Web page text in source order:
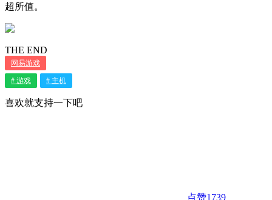
超所值。
THE END
网易游戏
# 游戏 # 主机
喜欢就支持一下吧
点赞1739